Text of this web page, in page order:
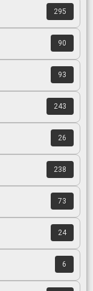
295
90
93
243
26
238
73
24
6